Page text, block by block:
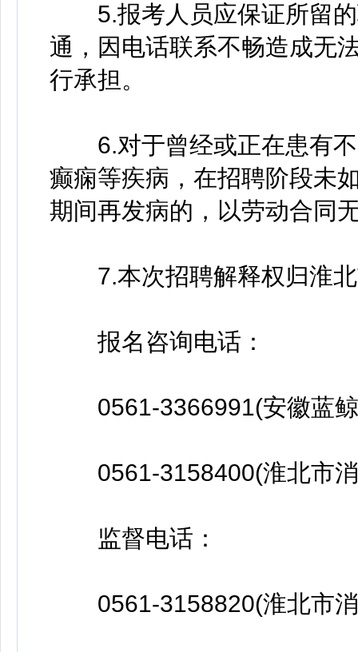
5.报考人员应保证所留的
通，因电话联系不畅造成无
行承担。
6.对于曾经或正在患有不
癫痫等疾病，在招聘阶段未
期间再发病的，以劳动合同
7.本次招聘解释权归淮北
报名咨询电话：
0561-3366991(安徽蓝鲸
0561-3158400(淮北市消
监督电话：
0561-3158820(淮北市消